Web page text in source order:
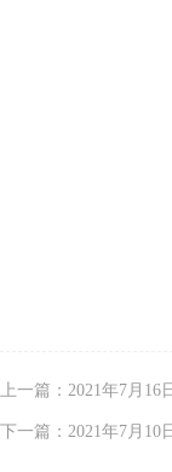
上一篇：2021年7月16
下一篇：2021年7月10